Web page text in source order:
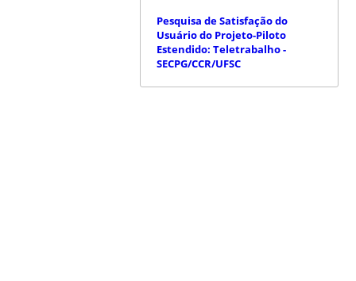
Pesquisa de Satisfação do
Usuário do Projeto-Piloto
Estendido: Teletrabalho -
SECPG/CCR/UFSC